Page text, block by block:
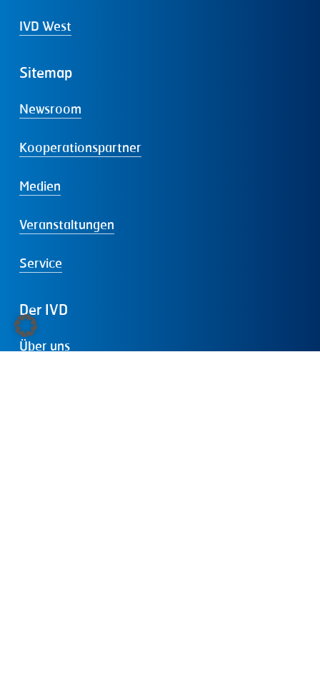
IVD West
Sitemap
Newsroom
Kooperationspartner
Medien
Veranstaltungen
Service
Der IVD
Über uns